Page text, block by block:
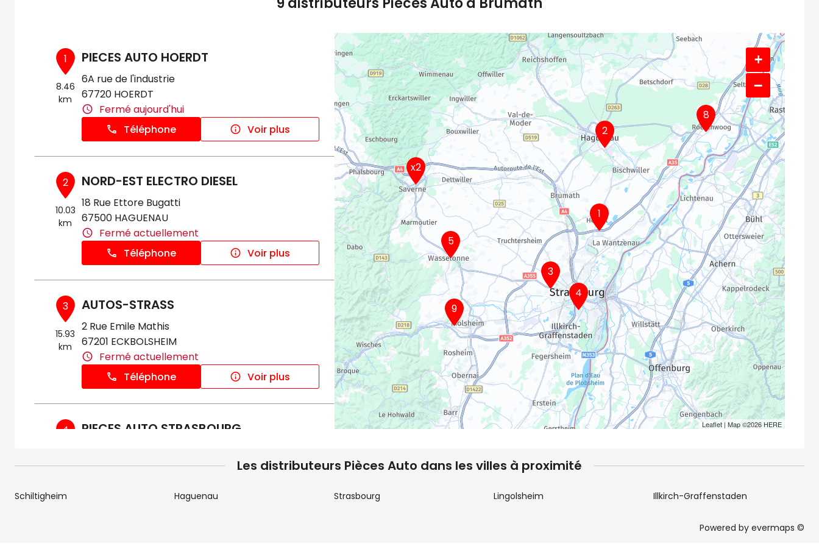
1
8.46
km
PIECES AUTO HOERDT
6A rue de l'industrie
67720 HOERDT
Fermé aujourd'hui
Téléphone
Voir plus
2
10.03
km
NORD-EST ELECTRO DIESEL
18 Rue Ettore Bugatti
67500 HAGUENAU
Fermé actuellement
Téléphone
Voir plus
3
15.93
km
AUTOS-STRASS
2 Rue Emile Mathis
67201 ECKBOLSHEIM
Fermé actuellement
Téléphone
Voir plus
4 PIECES AUTO STRASBOURG
67100 STRASBOURG
Téléphone
8
9
5
x2
2
1
4
3
+
−
Leaflet| Map ©2026HERE
Les distributeurs Pièces Auto dans les villes à proximité
Schiltigheim Haguenau Strasbourg Lingolsheim Illkirch-Graffenstaden
Powered by evermaps ©